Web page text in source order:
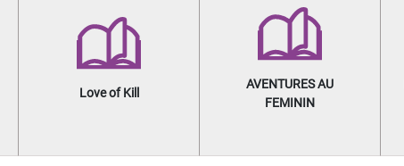
Love of Kill
AVENTURES AU
FEMININ